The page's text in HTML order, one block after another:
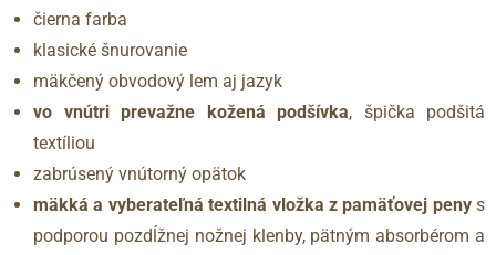
čierna farba
klasické šnurovanie
mäkčený obvodový lem aj jazyk
vo vnútri prevažne kožená podšívka, špička podšitá
textíliou
zabrúsený vnútorný opätok
mäkká a vyberateľná textilná vložka z pamäťovej penys
podporou pozdĺžnej nožnej klenby, pätným absorbérom a